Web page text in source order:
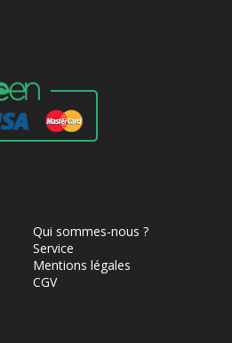
Qui sommes-nous ?
Service
Mentions légales
CGV